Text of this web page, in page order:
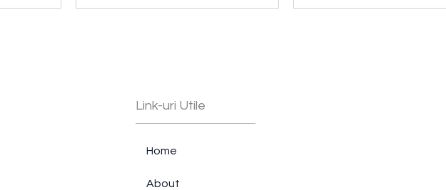
Link-uri Utile
Home
About